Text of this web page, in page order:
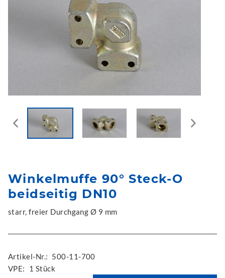
Winkelmuffe 90° Steck-O
beidseitig DN10
starr, freier Durchgang Ø 9 mm
Artikel-Nr.: 500-11-700
VPE:
1 Stück